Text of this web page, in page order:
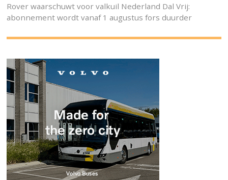
Rover waarschuwt voor valkuil Nederland Dal Vrij:
abonnement wordt vanaf 1 augustus fors duurder